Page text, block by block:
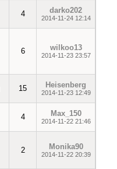
4 darko202
2014-11-24 12:14
6 wilkoo13
2014-11-23 23:57
15 Heisenberg
2014-11-23 12:49
4 Max_150
2014-11-22 21:46
2 Monika90
2014-11-22 20:39